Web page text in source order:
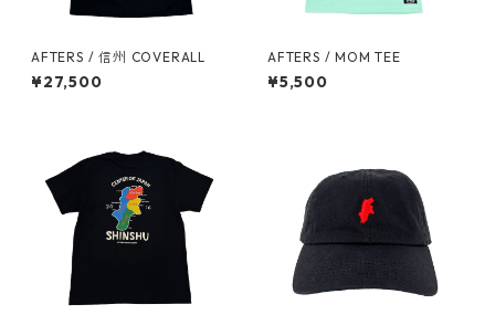
AFTERS / 信州 COVERALL
¥27,500
AFTERS / MOM TEE
¥5,500